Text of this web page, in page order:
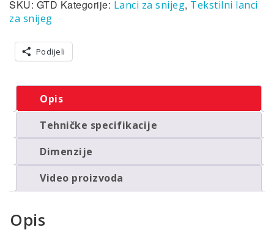
Grip
Tex
(par)
količina
SKU: GTD Kategorije: Lanci za snijeg, Tekstilni lanci
za snijeg
Podijeli
Opis
Tehničke specifikacije
Dimenzije
Video proizvoda
Opis